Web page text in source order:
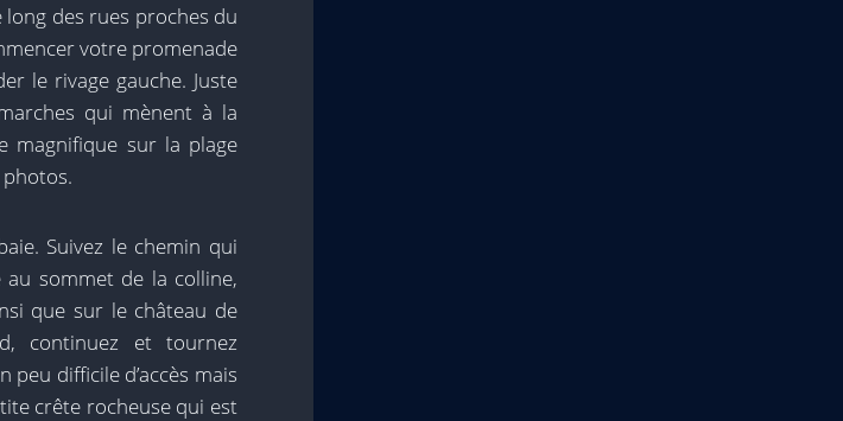
des rues proches du
votre promenade
le rivage gauche. Juste
qui mènent à la
magnifique sur la plage
photos.
Suivez le chemin qui
sommet de la colline,
que sur le château de
continuez et tournez
difficile d’accès mais
crête rocheuse qui est